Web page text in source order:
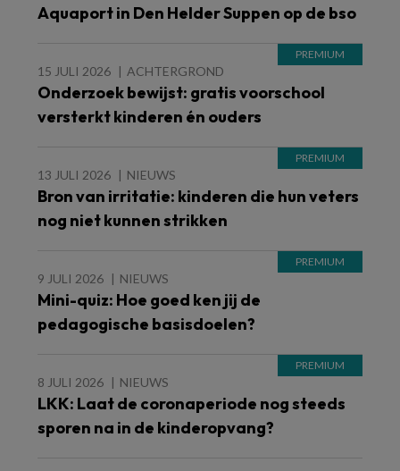
Aquaport in Den Helder Suppen op de bso
15 JULI 2026 ACHTERGROND
Onderzoek bewijst: gratis voorschool
versterkt kinderen én ouders
13 JULI 2026 NIEUWS
Bron van irritatie: kinderen die hun veters
nog niet kunnen strikken
9 JULI 2026 NIEUWS
Mini-quiz: Hoe goed ken jij de
pedagogische basisdoelen?
8 JULI 2026 NIEUWS
LKK: Laat de coronaperiode nog steeds
sporen na in de kinderopvang?